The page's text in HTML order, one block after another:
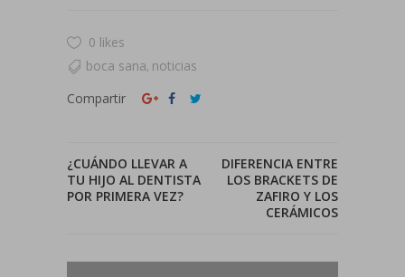
0 likes
boca sana, noticias
Compartir
¿CUÁNDO LLEVAR A
TU HIJO AL DENTISTA
POR PRIMERA VEZ?
DIFERENCIA ENTRE
LOS BRACKETS DE
ZAFIRO Y LOS
CERÁMICOS